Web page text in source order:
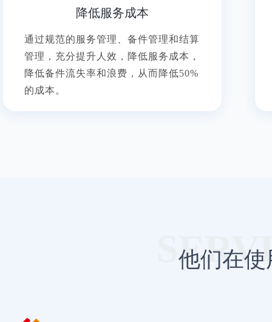
降低服务成本
通过规范的服务管理、备件管理和结算
管理，充分提升人效，降低服务成本，
降低备件流失率和浪费，从而降低50%
的成本。
他们在